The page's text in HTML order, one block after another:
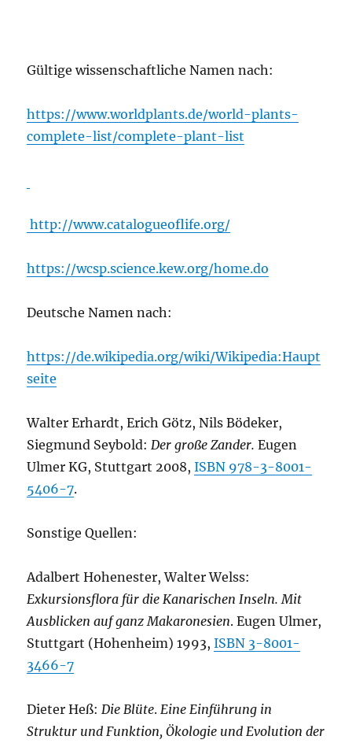
Gültige wissenschaftliche Namen nach:
https://www.worldplants.de/world-plants-
complete-list/complete-plant-list
http://www.catalogueoflife.org/
https://wcsp.science.kew.org/home.do
Deutsche Namen nach:
https://de.wikipedia.org/wiki/Wikipedia:Haupt
seite
Walter Erhardt, Erich Götz, Nils Bödeker,
Siegmund Seybold:Der große Zander. Eugen
Ulmer KG, Stuttgart 2008,ISBN 978-3-8001-
5406-7.
Sonstige Quellen:
Adalbert Hohenester, Walter Welss:
Exkursionsflora für die Kanarischen Inseln. Mit
Ausblicken auf ganz Makaronesien. Eugen Ulmer,
Stuttgart (Hohenheim) 1993,ISBN 3-8001-
3466-7
Dieter Heß:Die Blüte. Eine Einführung in
Struktur und Funktion, Ökologie und Evolution der